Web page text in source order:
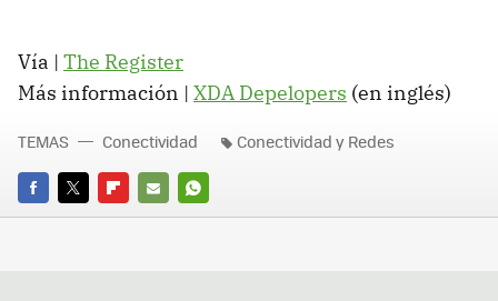
Vía | The Register
Más información | XDA Depelopers (en inglés)
FACEBOOK
TWITTERFLIPBOARD
E-
WHATSAPP
TEMAS Conectividad Conectividad y Redes